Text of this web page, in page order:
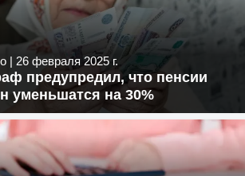
| 26 февраля 2025 г.
предупредил, что пенсии
уменьшатся на 30%